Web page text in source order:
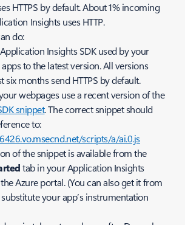
HTTPS by default. About 1% incoming
Insights uses HTTP.
do:
Insights SDK used by your
to the latest version. All versions
six months send HTTPS by default.
webpages use a recent version of the
snippet. The correct snippet should
to:
scripts/a/ai.0.js
of the snippet is available from the
tab in your Application Insights
Azure portal. (You can also get it from
your app’s instrumentation